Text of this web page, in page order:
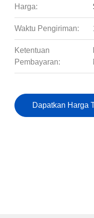
Harga:
Waktu Pengiriman:
Ketentuan
Pembayaran:
Dapatkan Harga